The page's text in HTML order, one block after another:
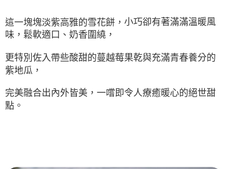
※ 請注意：結帳手續完成當下不需立刻繳費，但若您需要取消訂單，請聯絡
購買商品的店家。未經商家同意取消之訂單仍視為有效，需透過AFTEE先享
後付繳納相關費用。
是否繳費成功／繳費後需取消欲退款等相關疑問，請聯繫「AFTEE先享後付
客戶支援中心」 https://netprotections.freshdesk.com/support/home
１．透過由恩沛科技股份有限公司提供之「AFTEE先享後付」服務完成之交
權轉讓予恩沛科技股份有限公司。
每筆NT$120，滿NT$599(含以上)免運費
每筆NT$120，滿NT$599(含以上)免運費
每筆NT$120，滿NT$1,500(含以上)免運費
這一塊塊淡紫高雅的雪花餅， 小巧卻有著滿滿溫暖風
味， 鬆軟適口、 奶香圍繞，
更特別佐入帶些酸甜的蔓越莓果乾與充滿青春養分的
紫地瓜，
完美融合出內外皆美，一嚐即令人療癒暖心的絕世甜
點。